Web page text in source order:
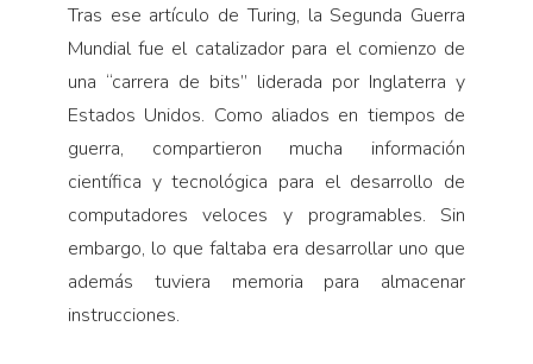
Tras ese artículo de Turing, la Segunda Guerra
Mundial fue el catalizador para el comienzo de
una “carrera de bits” liderada por Inglaterra y
Estados Unidos. Como aliados en tiempos de
guerra, compartieron mucha información
científica y tecnológica para el desarrollo de
computadores veloces y programables. Sin
embargo, lo que faltaba era desarrollar uno que
además tuviera memoria para almacenar
instrucciones.